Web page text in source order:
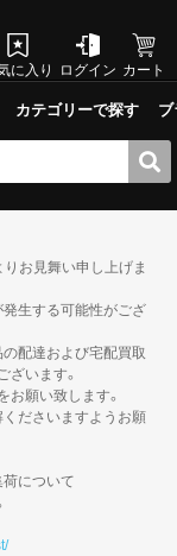
に入り ログイン カート
カテゴリーで探す
お見舞い申し上げま
生する可能性がござ
配達および宅配買取
います。
願い致します。
ださいますようお願
について